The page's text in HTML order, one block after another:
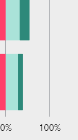
L 100%
0%